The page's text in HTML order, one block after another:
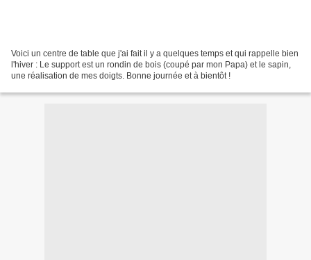
Voici un centre de table que j'ai fait il y a quelques temps et qui rappelle bien
l'hiver : Le support est un rondin de bois (coupé par mon Papa) et le sapin,
une réalisation de mes doigts. Bonne journée et à bientôt !